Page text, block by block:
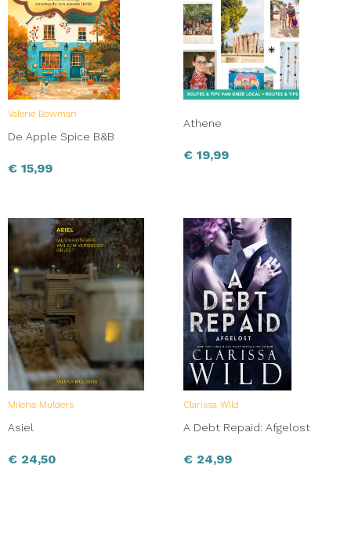
Valerie Bowman
De Apple Spice B&B
€ 15,99
Athene
€ 19,99
Milena Mulders
Asiel
€ 24,50
Clarissa Wild
A Debt Repaid: Afgelost
€ 24,99